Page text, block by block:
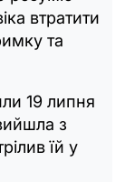
втратити
та
19 липня
з
їй у